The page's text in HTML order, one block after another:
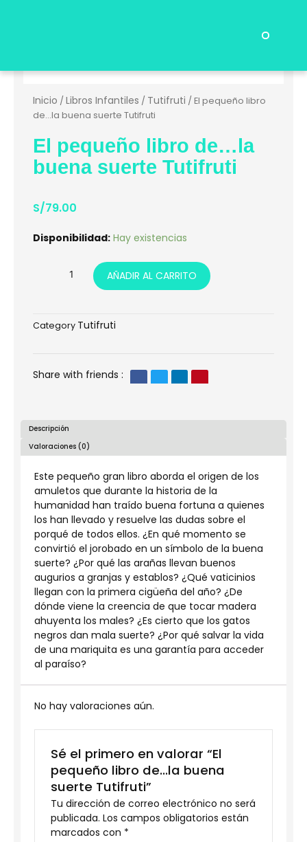
Menu
Inicio /Libros Infantiles / Tutifruti / El pequeño libro
de…la buena suerte Tutifruti
El pequeño libro de…la
buena suerte Tutifruti
S/79.00
Disponibilidad: Hay existencias
El
Tutifruti
AÑADIR AL CARRITO
Category Tutifruti
Share with friends :
Descripción
Valoraciones (0)
Este pequeño gran libro aborda el origen de los
amuletos que durante la historia de la
humanidad han traído buena fortuna a quienes
los han llevado y resuelve las dudas sobre el
porqué de todos ellos. ¿En qué momento se
convirtió el jorobado en un símbolo de la buena
suerte? ¿Por qué las arañas llevan buenos
augurios a granjas y establos? ¿Qué vaticinios
llegan con la primera cigüeña del año? ¿De
dónde viene la creencia de que tocar madera
ahuyenta los males? ¿Es cierto que los gatos
negros dan mala suerte? ¿Por qué salvar la vida
de una mariquita es una garantía para acceder
al paraíso?
No hay valoraciones aún.
Sé el primero en valorar “El
pequeño libro de…la buena
suerte Tutifruti”
Tu dirección de correo electrónico no será
publicada. Los campos obligatorios están
marcados con *